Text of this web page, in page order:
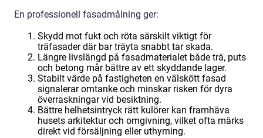
En professionell fasadmålning ger:
Skydd mot fukt och röta särskilt viktigt för
träfasader där bar träyta snabbt tar skada.
Längre livslängd på fasadmaterialet både trä, puts
och betong mår bättre av ett skyddande lager.
Stabilt värde på fastigheten en välskött fasad
signalerar omtanke och minskar risken för dyra
överraskningar vid besiktning.
Bättre helhetsintryck rätt kulörer kan framhäva
husets arkitektur och omgivning, vilket ofta märks
direkt vid försäljning eller uthyrning.